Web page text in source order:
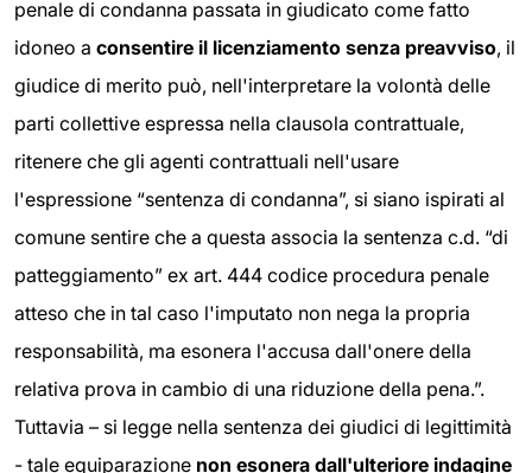
penale di condanna passata in giudicato come fatto
idoneo a consentire il licenziamento senza preavviso, il
giudice di merito può, nell'interpretare la volontà delle
parti collettive espressa nella clausola contrattuale,
ritenere che gli agenti contrattuali nell'usare
l'espressione “sentenza di condanna”, si siano ispirati al
comune sentire che a questa associa la sentenza c.d. “di
patteggiamento” ex art. 444 codice procedura penale
atteso che in tal caso l'imputato non nega la propria
responsabilità, ma esonera l'accusa dall'onere della
relativa prova in cambio di una riduzione della pena.”.
Tuttavia – si legge nella sentenza dei giudici di legittimità
- tale equiparazione non esonera dall'ulteriore indagine